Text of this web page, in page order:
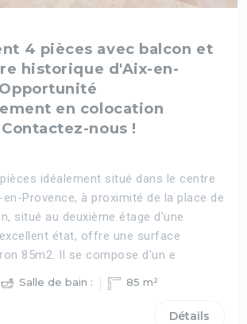
4 pièces avec balcon et
historique d'Aix-en-
en colocation
nous !
idéalement situé dans le centre
Provence, à proximité de la place de
situé au deuxième étage d'une
état, offre une surface
85m2. Il se compose d'un e
Salle de bain : 85 m²
Détails